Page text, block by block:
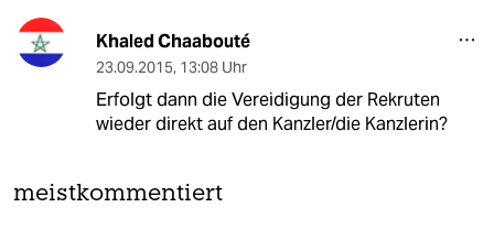
Khaled Chaabouté
23.09.2015, 13:08 Uhr
Erfolgt dann die Vereidigung der Rekruten
wieder direkt auf den Kanzler/die Kanzlerin?
meistkommentiert